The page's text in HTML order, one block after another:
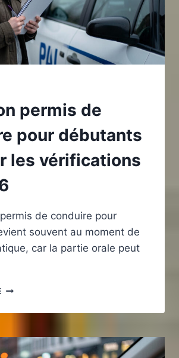
permis de
pour débutants
les vérifications
de conduire pour
souvent au moment de
car la partie orale peut
QUESTION
DE
POUR
DÉBUTANTS